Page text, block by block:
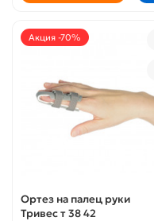
Акция -70%
Ортез на палец руки
Тривес т 38 42